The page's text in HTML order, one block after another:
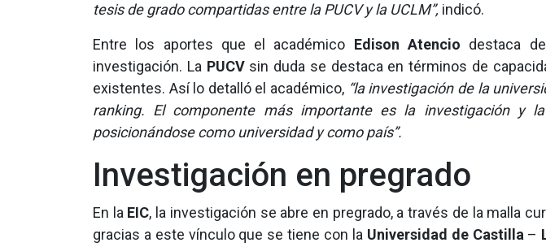
tesis de grado compartidas entre la PUCV y la UCLM”, indicó.
Entre los aportes que el académico Edison Atencio destaca
investigación. La PUCVsin duda se destaca en términos de
existentes. Así lo detalló el académico, “la investigación de la
ranking. El componente más importante es la investigación y la
posicionándose como universidad y como país”.
Investigación en pregrado
En la EIC, la investigación se abre en pregrado, a través de la malla
gracias a este vínculo que se tiene con la Universidad de Castilla–